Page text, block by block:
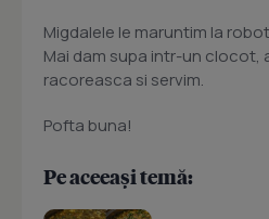
Migdalele le maruntim la
Mai dam supa intr-un clocot,
racoreasca si servim.
Pofta buna!
Pe aceeași temă: